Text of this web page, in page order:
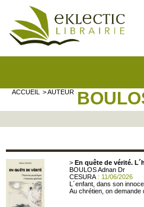
ACCUEIL > AUTEUR
> En quête de vérité.
BOULOS Adnan Dr
CESURA: 11/06/2026
L´enfant, dans son
Au chrétien, on demande